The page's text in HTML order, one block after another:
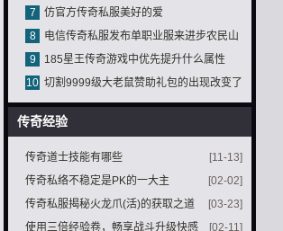
知道官服为何不更新黄金屠龙
7
仿官方传奇私服美好的爱
8
电信传奇私服发布单职业服来进步农民山
泉量值
9
185星王传奇游戏中优先提升什么属性
10 切割9999级大老鼠赞助礼包的出现改变了
游戏的格局
传奇经验
[11-13]
传奇道士技能有哪些
[02-02]
传奇私络不稳定是PK的一大主
[03-23]
传奇私服揭秘火龙爪(活)的获取之道
[02-11]
使用三倍经验卷，畅享战斗升级快感